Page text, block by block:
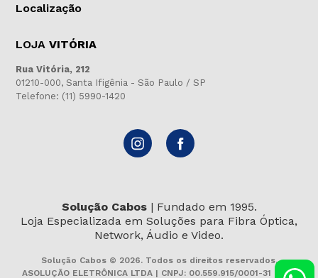
Localização
LOJA VITÓRIA
Rua Vitória, 212
01210-000, Santa Ifigênia - São Paulo / SP
Telefone: (11) 5990-1420
Solução Cabos| Fundado em 1995.
Loja Especializada em Soluções para Fibra Óptica,
Network, Áudio e Video.
Solução Cabos © 2026. Todos os direitos reservados.
ASOLUÇÃO ELETRÔNICA LTDA | CNPJ: 00.559.915/0001-31 | Rua